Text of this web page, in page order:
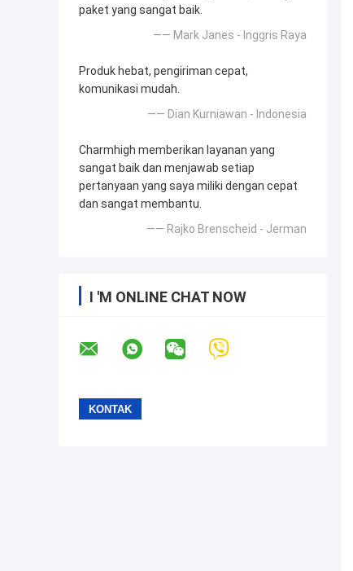
paket yang sangat baik.
—— Mark Janes - Inggris Raya
Produk hebat, pengiriman cepat,
komunikasi mudah.
—— Dian Kurniawan - Indonesia
Charmhigh memberikan layanan yang
sangat baik dan menjawab setiap
pertanyaan yang saya miliki dengan cepat
dan sangat membantu.
—— Rajko Brenscheid - Jerman
I 'M ONLINE CHAT NOW